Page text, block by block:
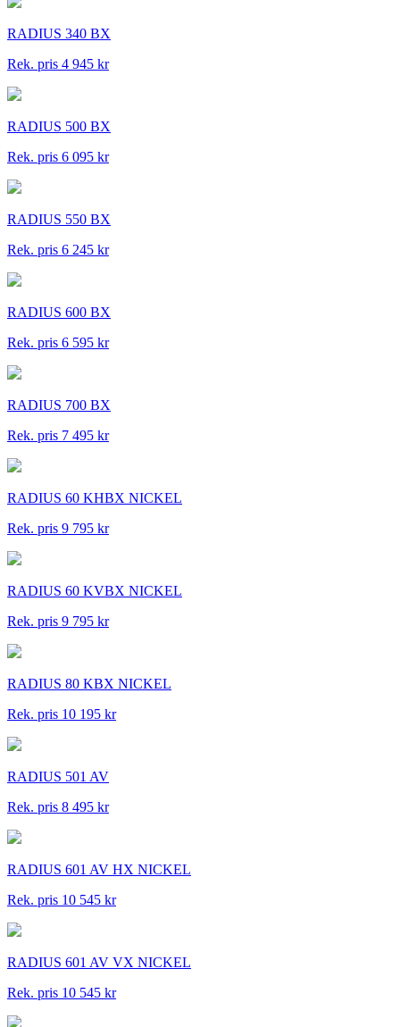
RADIUS 340 BX
Rek. pris 4 945 kr
RADIUS 500 BX
Rek. pris 6 095 kr
RADIUS 550 BX
Rek. pris 6 245 kr
RADIUS 600 BX
Rek. pris 6 595 kr
RADIUS 700 BX
Rek. pris 7 495 kr
RADIUS 60 KHBX NICKEL
Rek. pris 9 795 kr
RADIUS 60 KVBX NICKEL
Rek. pris 9 795 kr
RADIUS 80 KBX NICKEL
Rek. pris 10 195 kr
RADIUS 501 AV
Rek. pris 8 495 kr
RADIUS 601 AV HX NICKEL
Rek. pris 10 545 kr
RADIUS 601 AV VX NICKEL
Rek. pris 10 545 kr